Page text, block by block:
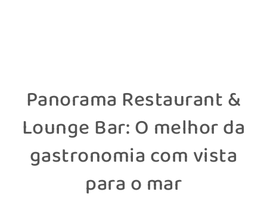
Panorama Restaurant &
Lounge Bar: O melhor da
gastronomia com vista
para o mar